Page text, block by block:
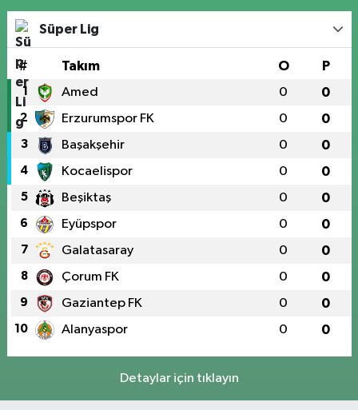
Süper Lig
# Takım O P
1 Amed 0 0
2 Erzurumspor FK 0 0
3 Başakşehir 0 0
4 Kocaelispor 0 0
5 Beşiktaş 0 0
6 Eyüpspor 0 0
7 Galatasaray 0 0
8 Çorum FK 0 0
9 Gaziantep FK 0 0
10 Alanyaspor 0 0
Detaylar için tıklayın